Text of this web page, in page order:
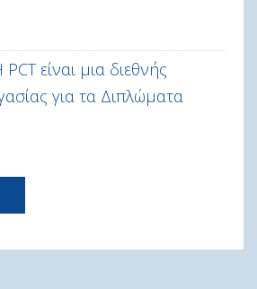
PCT είναι μια διεθνής
για τα Διπλώματα